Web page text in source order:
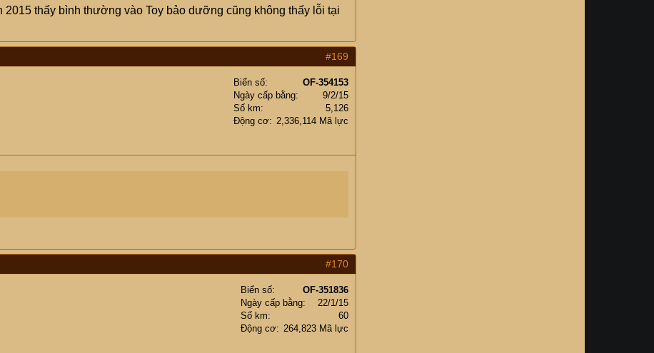
thấy bình thường vào Toy bảo dưỡng cũng không thấy lỗi tại
#169
Biển số
OF-354153
Ngày cấp bằng
9/2/15
Số km
5,126
Động cơ
2,336,114 Mã lực
#170
Biển số
OF-351836
Ngày cấp bằng
22/1/15
Số km
60
Động cơ
264,823 Mã lực